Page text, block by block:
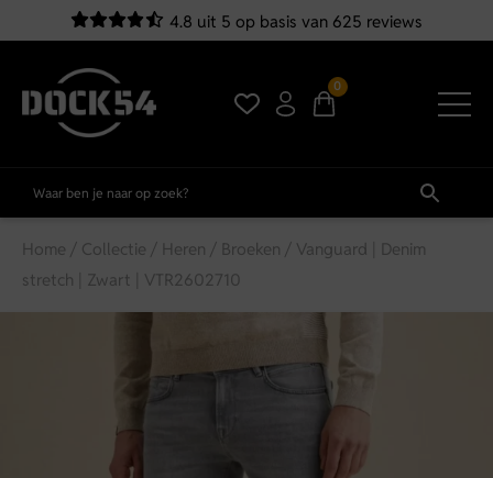
4.8 uit 5 op basis van 625 reviews
0
Home / Collectie / Heren / Broeken / Vanguard | Denim
stretch | Zwart | VTR2602710